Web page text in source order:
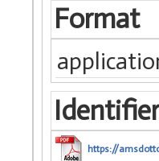
Format
Identifier
https://